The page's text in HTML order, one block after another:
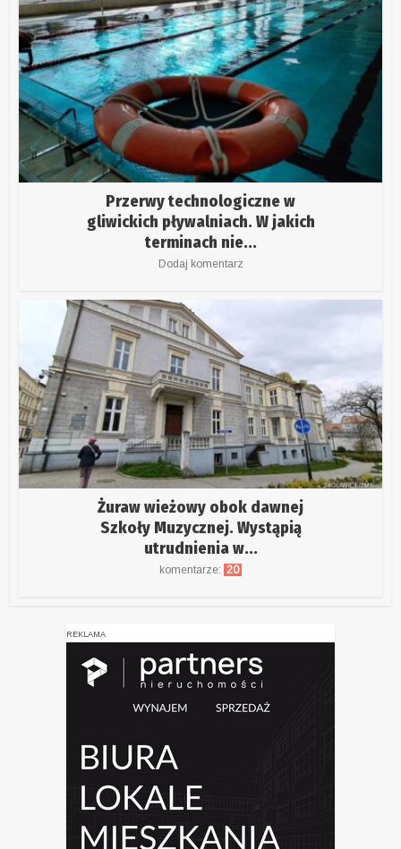
Przerwy technologiczne w
gliwickich pływalniach. W jakich
terminach nie...
Dodaj komentarz
Żuraw wieżowy obok dawnej
Szkoły Muzycznej. Wystąpią
utrudnienia w...
komentarze: 20
REKLAMA